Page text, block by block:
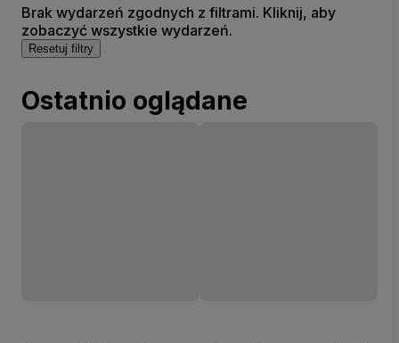
Brak wydarzeń zgodnych z filtrami. Kliknij, aby
zobaczyć wszystkie wydarzeń.
Resetuj filtry
Ostatnio oglądane